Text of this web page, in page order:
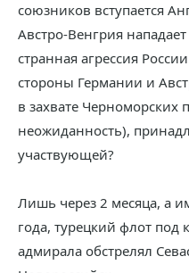
союзников вступается
Австро-Венгрия
странная агрессия
стороны Германии и
в захвате Черноморских
неожиданность),
участвующей?
Лишь через 2 месяца, а
года, турецкий флот под
адмирала обстрелял